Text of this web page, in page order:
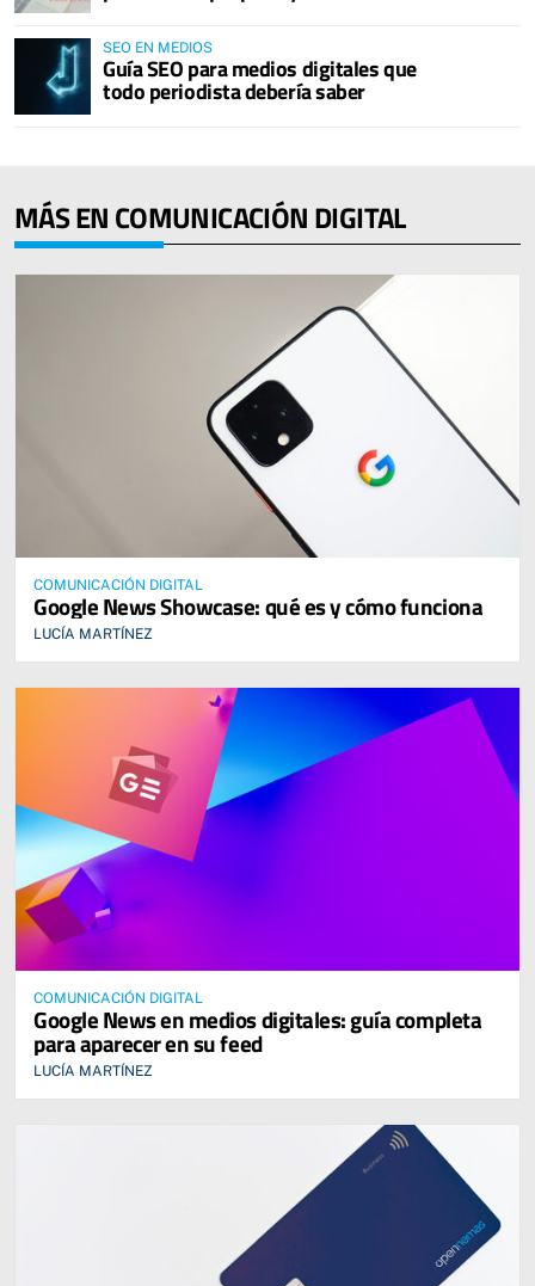
SEO EN MEDIOS
Guía SEO para medios digitales que
todo periodista debería saber
MÁS EN COMUNICACIÓN DIGITAL
COMUNICACIÓN DIGITAL
Google News Showcase: qué es y cómo funciona
LUCÍA MARTÍNEZ
COMUNICACIÓN DIGITAL
Google News en medios digitales: guía completa
para aparecer en su feed
LUCÍA MARTÍNEZ